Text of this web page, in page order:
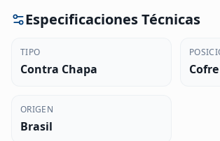
Especificaciones Técnicas
TIPO
Contra Chapa Cofre
ORIGEN
Brasil